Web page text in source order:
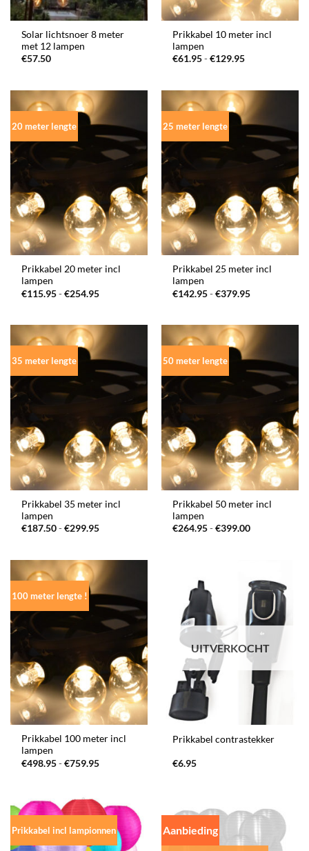
Solar lichtsnoer 8 meter
met 12 lampen
€57.50
Prikkabel 10 meter incl
lampen
€61.95-€129.95Prijsklasse:
20 meter lengte
Prikkabel 20 meter incl
lampen
€115.95-€254.95Prijsklasse:
25 meter lengte
Prikkabel 25 meter incl
lampen
€142.95-€379.95Prijsklasse:
35 meter lengte
Prikkabel 35 meter incl
lampen
€187.50-€299.95Prijsklasse:
50 meter lengte
Prikkabel 50 meter incl
lampen
€264.95-€399.00Prijsklasse:
100 meter lengte !
Prikkabel 100 meter incl
lampen
€498.95-€759.95Prijsklasse:
UITVERKOCHT
Prikkabel contrastekker
€6.95
Prikkabel incl lampionnen Aanbieding